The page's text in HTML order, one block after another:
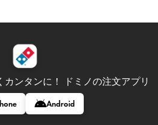
カンタンに！ ドミノの注文アプリ
Android